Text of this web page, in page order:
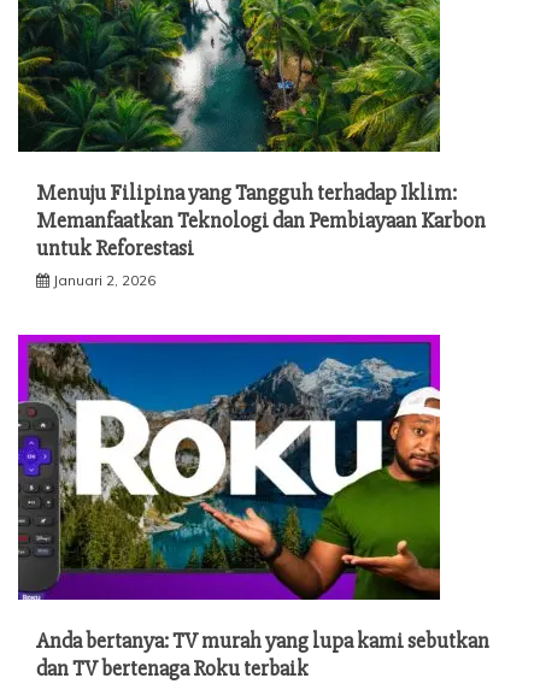
Menuju Filipina yang Tangguh terhadap Iklim:
Memanfaatkan Teknologi dan Pembiayaan Karbon
untuk Reforestasi
Januari 2, 2026
Anda bertanya: TV murah yang lupa kami sebutkan
dan TV bertenaga Roku terbaik